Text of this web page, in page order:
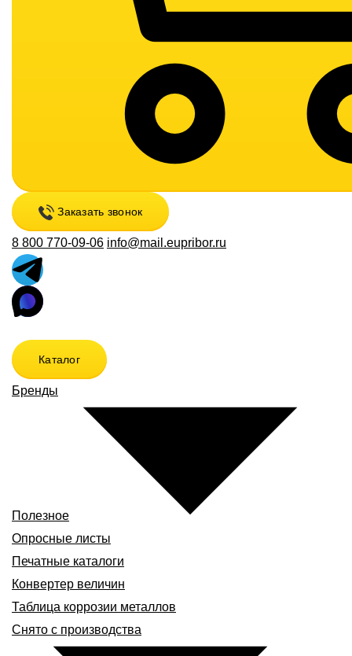
Заказать звонок
8 800 770-09-06 info@mail.eupribor.ru
Каталог
Бренды
Полезное
Опросные листы
Печатные каталоги
Конвертер величин
Таблица коррозии металлов
Снято с производства